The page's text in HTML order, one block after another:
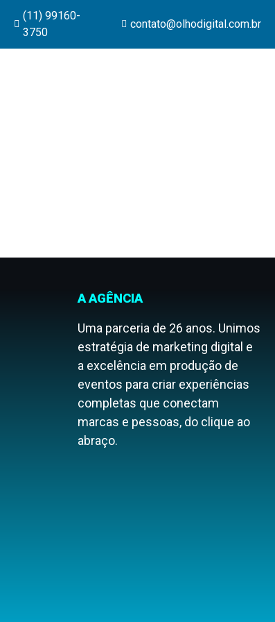
(11) 99160-
3750
contato@olhodigital.com.br
A AGÊNCIA
Uma parceria de 26 anos. Unimos
estratégia de marketing digital e
a excelência em produção de
eventos para criar experiências
completas que conectam
marcas e pessoas, do clique ao
abraço.